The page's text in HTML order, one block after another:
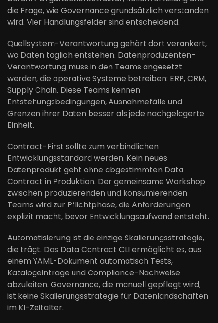
die Frage, wie Governance grundsätzlich verstanden
wird. Vier Handlungsfelder sind entscheidend.
Quellsystem-Verantwortung gehört dort verankert,
wo Daten täglich entstehen. Datenproduzenten-
Verantwortung muss in den Teams angesetzt
werden, die operative Systeme betreiben: ERP, CRM,
Supply Chain. Diese Teams kennen
Entstehungsbedingungen, Ausnahmefälle und
Grenzen ihrer Daten besser als jede nachgelagerte
Einheit.
Contract-First sollte zum verbindlichen
Entwicklungsstandard werden. Kein neues
Datenprodukt geht ohne abgestimmten Data
Contract in Produktion. Der gemeinsame Workshop
zwischen produzierenden und konsumierenden
Teams wird zur Pflichtphase, die Anforderungen
explizit macht, bevor Entwicklungsaufwand entsteht.
Automatisierung ist die einzige Skalierungsstrategie,
die trägt. Das Data Contract CLI ermöglicht es, aus
einem YAML-Dokument automatisch Tests,
Katalogeinträge und Compliance-Nachweise
abzuleiten. Governance, die manuell gepflegt wird,
ist keine Skalierungsstrategie für Datenlandschaften
im KI-Zeitalter.